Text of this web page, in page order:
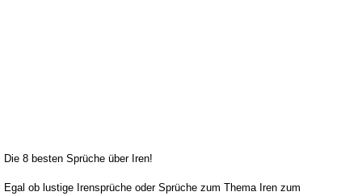
Die 8 besten Sprüche über Iren!
Egal ob lustige Irensprüche oder Sprüche zum Thema Iren zum